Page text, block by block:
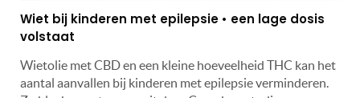
Wiet bij kinderen met epilepsie • een lage dosis
volstaat
Wietolie met CBD en een kleine hoeveelheid THC kan het
aantal aanvallen bij kinderen met epilepsie verminderen.